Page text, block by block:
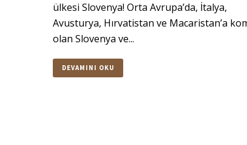
ülkesi Slovenya! Orta Avrupa’da, İtalya,
Avusturya, Hırvatistan ve Macaristan’a
olan Slovenya ve...
DEVAMINI OKU